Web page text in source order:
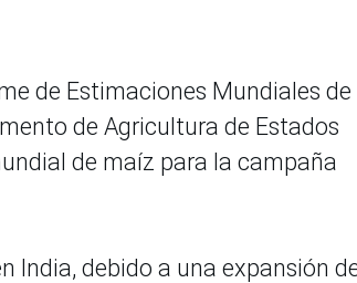
de Estimaciones Mundiales de
de Agricultura de Estados
de maíz para la campaña
India, debido a una expansión